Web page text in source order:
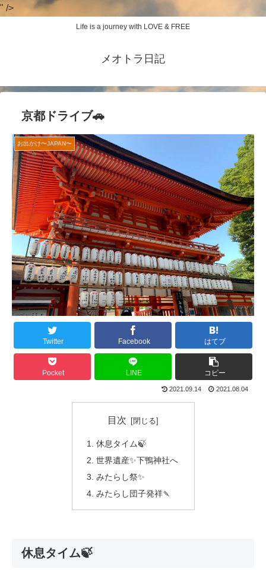
" />
Life is a journey with LOVE & FREE
メオトラ日記
京都ドライブ🚗
お出かけ〜JAPAN〜
Twitter Facebook はてブ
Pocket LINE コピー
2021.09.14 2021.08.04
目次
休息タイム🍃
世界遺産✨下鴨神社へ
みたらし祭✨
みたらし団子発祥🍡
休息タイム🍃